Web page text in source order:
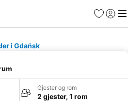
Favoritter
Logg
i Gdańsk
Gjester og rom
2 gjester, 1 rom